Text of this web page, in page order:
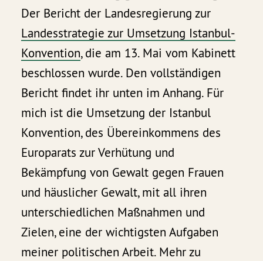
Der Bericht der Landesregierung zur
Landesstrategie zur Umsetzung Istanbul-
Konvention, die am 13. Mai vom Kabinett
beschlossen wurde. Den vollständigen
Bericht findet ihr unten im Anhang. Für
mich ist die Umsetzung der Istanbul
Konvention, des Übereinkommens des
Europarats zur Verhütung und
Bekämpfung von Gewalt gegen Frauen
und häuslicher Gewalt, mit all ihren
unterschiedlichen Maßnahmen und
Zielen, eine der wichtigsten Aufgaben
meiner politischen Arbeit. Mehr zu